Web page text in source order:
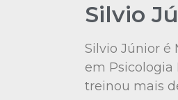
Silvio
Silvio Júnior é
em Psicologia
treinou mais